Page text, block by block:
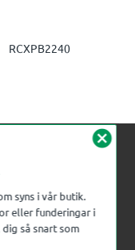
RCXPB2240
cancel
syns i vår butik.
eller funderingar i
så snart som